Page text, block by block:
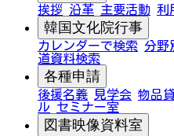
挨拶 沿革 主要活動 利
韓国文化院行事
カレンダーで検索 分野
道資料検索
各種申請
後援名義 見学会 物品
ル セミナー室
図書映像資料室